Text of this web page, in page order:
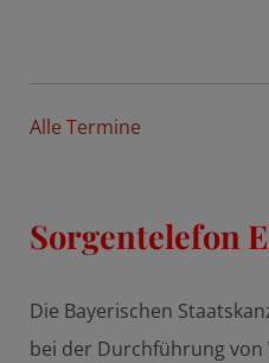
Alle Termine
Sorgentelefon
Die Bayerischen
bei der Durchführung von